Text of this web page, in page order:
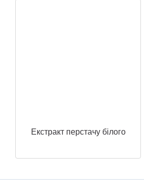
Екстракт перстачу білого